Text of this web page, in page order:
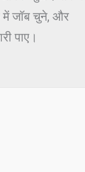
जॉब चुने, और
पाए।